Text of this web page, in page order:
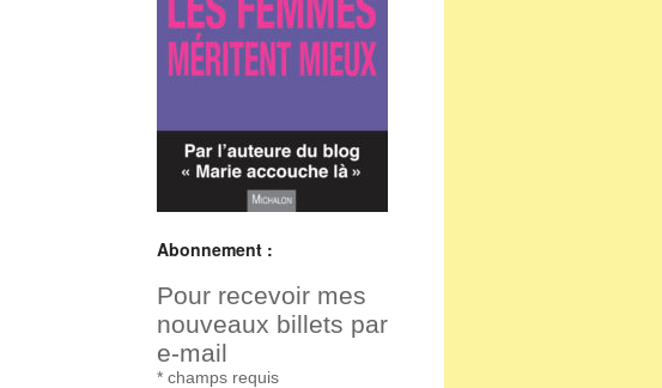
Abonnement :
Pour recevoir mes
nouveaux billets par
e-mail
* champs requis